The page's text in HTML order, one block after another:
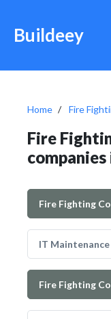
Buildeey
Home Fire
Fire
companies
Fire Fighting
IT Maintenance
Fire Fighting